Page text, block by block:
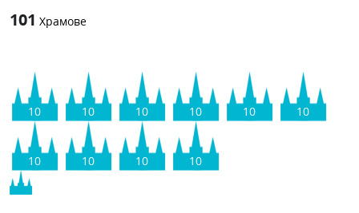
101 Храмове
10 10 10 10 10 10
10 10 10 10